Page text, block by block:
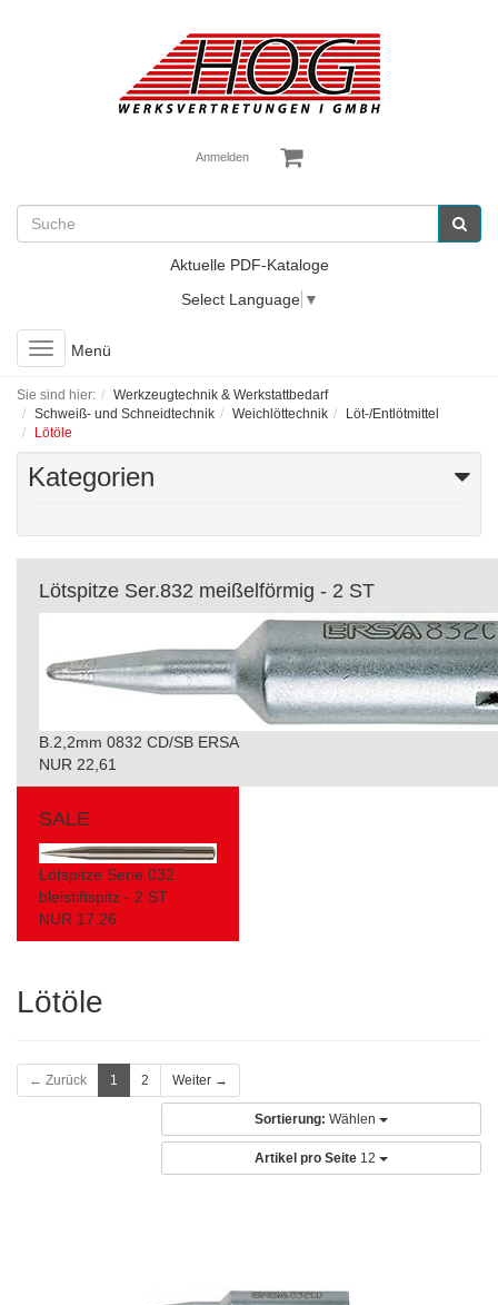
Anmelden
Aktuelle PDF-Kataloge
Select Language ▼
Toggle
navigation
Menü
Sie sind hier:
Werkzeugtechnik & Werkstattbedarf
Schweiß- und Schneidtechnik
Weichlöttechnik
Löt-/Entlötmittel
Lötöle
Kategorien
Lötspitze Ser.832 meißelförmig - 2 ST
B.2,2mm 0832 CD/SB ERSA
NUR 22,61
SALE
Lötspitze Serie 032
bleistiftspitz - 2 ST
NUR 17,26
Lötöle
← Zurück 1 2 Weiter →
Sortierung: Wählen
Artikel pro Seite 12